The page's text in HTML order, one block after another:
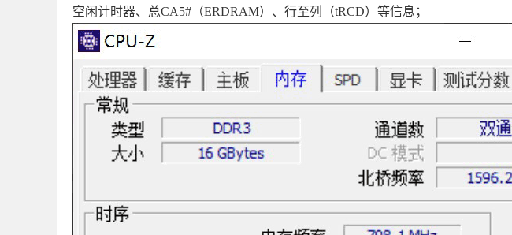
空闲计时器、总CA5#（ERDRAM）、行至列（tRCD）等信息；